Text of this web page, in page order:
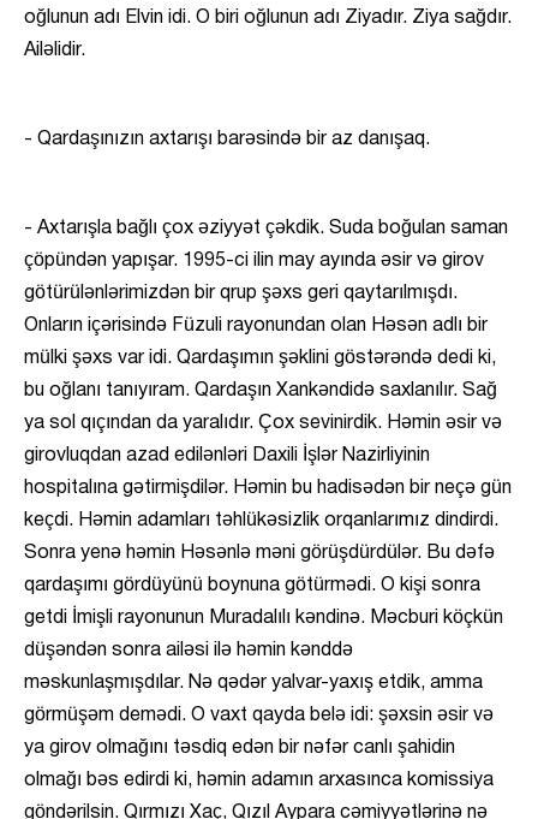
oğlunun adı Elvin idi. O biri oğlunun adı Ziyadır. Ziya sağdır.
Ailəlidir.
- Qardaşınızın axtarışı barəsində bir az danışaq.
- Axtarışla bağlı çox əziyyət çəkdik. Suda boğulan saman
çöpündən yapışar. 1995-ci ilin may ayında əsir və girov
götürülənlərimizdən bir qrup şəxs geri qaytarılmışdı.
Onların içərisində Füzuli rayonundan olan Həsən adlı bir
mülki şəxs var idi. Qardaşımın şəklini göstərəndə dedi ki,
bu oğlanı tanıyıram. Qardaşın Xankəndidə saxlanılır. Sağ
ya sol qıçından da yaralıdır. Çox sevinirdik. Həmin əsir və
girovluqdan azad edilənləri Daxili İşlər Nazirliyinin
hospitalına gətirmişdilər. Həmin bu hadisədən bir neçə gün
keçdi. Həmin adamları təhlükəsizlik orqanlarımız dindirdi.
Sonra yenə həmin Həsənlə məni görüşdürdülər. Bu dəfə
qardaşımı gördüyünü boynuna götürmədi. O kişi sonra
getdi İmişli rayonunun Muradalılı kəndinə. Məcburi köçkün
düşəndən sonra ailəsi ilə həmin kənddə
məskunlaşmışdılar. Nə qədər yalvar-yaxış etdik, amma
görmüşəm demədi. O vaxt qayda belə idi: şəxsin əsir və
ya girov olmağını təsdiq edən bir nəfər canlı şahidin
olmağı bəs edirdi ki, həmin adamın arxasınca komissiya
göndərilsin. Qırmızı Xaç, Qızıl Aypara cəmiyyətlərinə nə